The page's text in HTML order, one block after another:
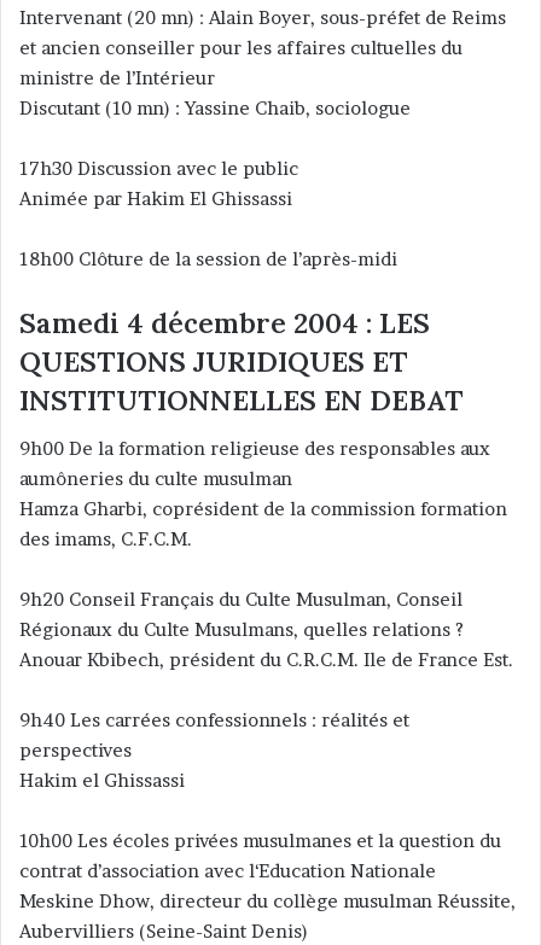
Intervenant (20 mn) : Alain Boyer, sous-préfet de Reims
et ancien conseiller pour les affaires cultuelles du
ministre de l’Intérieur
Discutant (10 mn) : Yassine Chaib, sociologue
17h30 Discussion avec le public
Animée par Hakim El Ghissassi
18h00 Clôture de la session de l’après-midi
Samedi 4 décembre 2004 : LES
QUESTIONS JURIDIQUES ET
INSTITUTIONNELLES EN DEBAT
9h00 De la formation religieuse des responsables aux
aumôneries du culte musulman
Hamza Gharbi, coprésident de la commission formation
des imams, C.F.C.M.
9h20 Conseil Français du Culte Musulman, Conseil
Régionaux du Culte Musulmans, quelles relations ?
Anouar Kbibech, président du C.R.C.M. Ile de France Est.
9h40 Les carrées confessionnels : réalités et
perspectives
Hakim el Ghissassi
10h00 Les écoles privées musulmanes et la question du
contrat d’association avec l‘Education Nationale
Meskine Dhow, directeur du collège musulman Réussite,
Aubervilliers (Seine-Saint Denis)